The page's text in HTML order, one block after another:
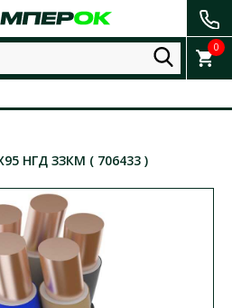
0
НГД ЗЗКМ ( 706433 )